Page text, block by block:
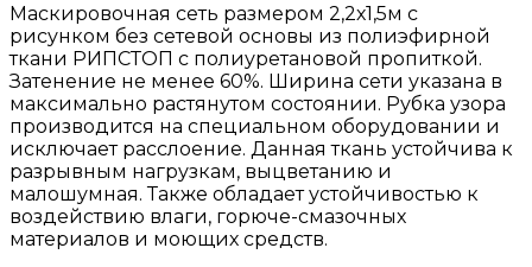
Маскировочная сеть размером 2,2х1,5м с
рисунком без сетевой основы из полиэфирной
ткани РИПСТОП с полиуретановой пропиткой.
Затенение не менее 60%. Ширина сети указана в
максимально растянутом состоянии. Рубка узора
производится на специальном оборудовании и
исключает расслоение. Данная ткань устойчива к
разрывным нагрузкам, выцветанию и
малошумная. Также обладает устойчивостью к
воздействию влаги, горюче-смазочных
материалов и моющих средств.